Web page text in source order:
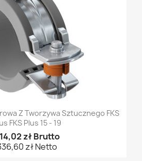
Z Tworzywa Sztucznego FKS
FKS Plus 15 - 19
zł Brutto
zł Netto